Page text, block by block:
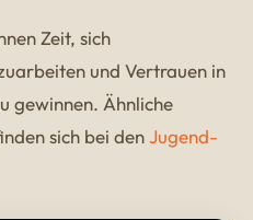
Zeit, sich
und Vertrauen in
gewinnen. Ähnliche
sich bei denJugend-